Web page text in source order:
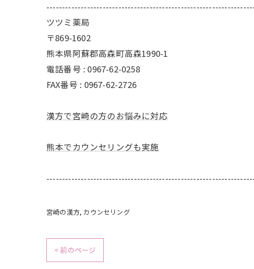
ツツミ薬局
〒869-1602
熊本県阿蘇郡高森町高森1990-1
電話番号 : 0967-62-0258
FAX番号 : 0967-62-2726
漢方で宮崎の方のお悩みに対応
熊本でカウンセリングも実施
宮崎の漢方 カウンセリング
< 前のページ